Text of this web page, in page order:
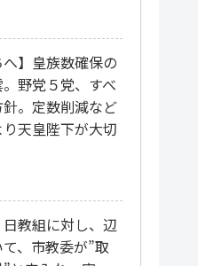
へ】皇族数確保の
野党５党、すべ
。定数削減など
天皇陛下が大切
日教組に対し、辺
、市教委が”取